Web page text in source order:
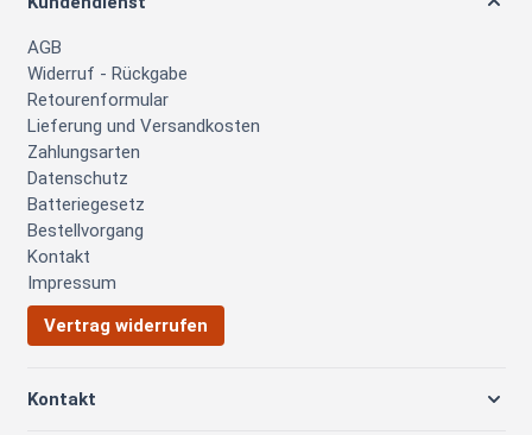
AGB
Widerruf - Rückgabe
Retourenformular
Lieferung und Versandkosten
Zahlungsarten
Datenschutz
Batteriegesetz
Bestellvorgang
Kontakt
Impressum
Vertrag widerrufen
Kontakt